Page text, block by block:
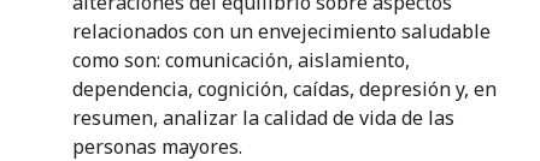
relacionados con un envejecimiento saludable
como son: comunicación, aislamiento,
dependencia, cognición, caídas, depresión y, en
resumen, analizar la calidad de vida de las
personas mayores.